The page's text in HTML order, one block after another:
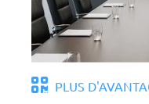
PLUS